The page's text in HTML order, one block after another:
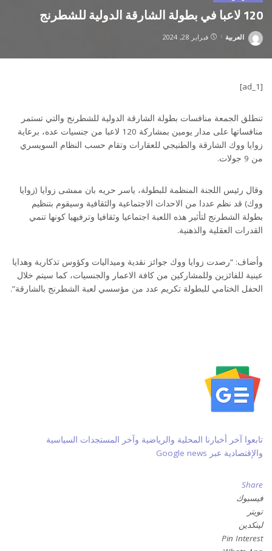
120 لاعبا في بطولة الشارقة الدولية للشطرنج
Posted
العربية فبراير 28, 2024
[ad_1]
تنطلق الجمعة منافسات بطولة الشارقة الدولية للشطرنج والتي تستمر
منافساتها على مدار يومين بمشاركة 120 لاعبا من جنسيات عده، برعاية
زوايا ووك الشارقة والطنيجي للعقارات وتقام حسب النظام السويسري
من 9 جولات.
وقال رئيس اللجنة المنظمة للبطولة، ياسر حريه بان ممشى زوايا (زوايا
ووك) قد نظم عددا من الاحداث الاجتماعية والثقافية وسيقوم بتنظيم
بطولة الشطرنج لتأثير هذه اللعبة اجتماعيا وثقافيا وترفيهيا كونها تنمي
القدرات العقلية والذهنية.
وأضاف: “رصدت زوايا ووك جوائز نقدية وميداليات وكؤوس تذكارية وهدايا
عينية للفائزين وللمشاركين من كافة الاعمار والجنسيات، كما سيتم خلال
الحفل الختامي للبطولة تكريم عدد من مؤسسي لعبة الشطرنج بالشارقة”.
تابعوا آخر أخبارنا المحلية والرياضية وآخر المستجدات السياسية
والإقتصادية عبر Google news
Share
فيسبوك
تويتر
لينكدين
Pin Interest